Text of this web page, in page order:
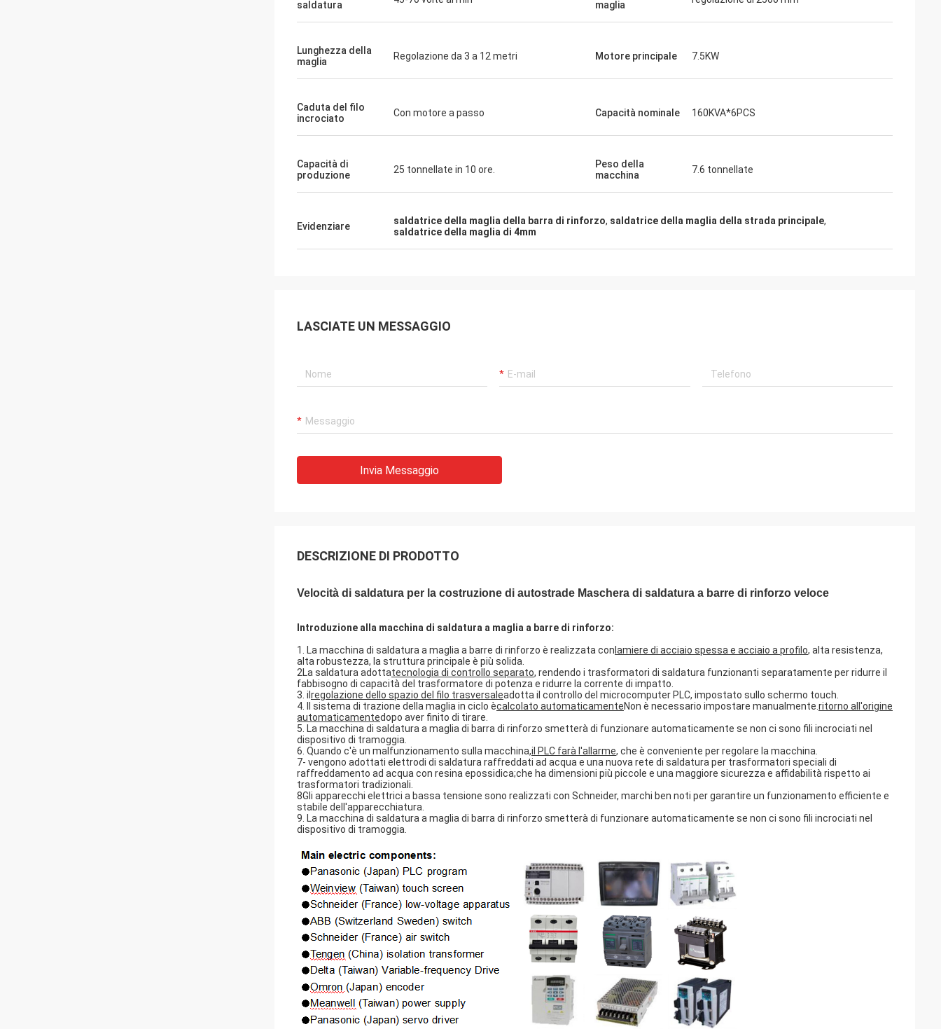
saldatura
maglia
Lunghezza della
maglia
Regolazione da 3 a 12 metri Motore principale 7.5KW
Caduta del filo
incrociato
Con motore a passo Capacità nominale 160KVA*6PCS
Capacità di
produzione
25 tonnellate in 10 ore.
Peso della
macchina
7.6 tonnellate
Evidenziare saldatrice della maglia della barra di rinforzo, saldatrice della maglia della strada principale,
saldatrice della maglia di 4mm
LASCIATE UN MESSAGGIO
Invia Messaggio
DESCRIZIONE DI PRODOTTO
Velocità di saldatura per la costruzione di autostrade Maschera di saldatura a barre di rinforzo veloce
Introduzione alla macchina di saldatura a maglia a barre di rinforzo:
1. La macchina di saldatura a maglia a barre di rinforzo è realizzata con lamiere di acciaio spessa e acciaio a profilo, alta resistenza,
alta robustezza, la struttura principale è più solida.
2La saldatura adottatecnologia di controllo separato, rendendo i trasformatori di saldatura funzionanti separatamente per ridurre il
fabbisogno di capacità del trasformatore di potenza e ridurre la corrente di impatto.
3. il regolazione dello spazio del filo trasversaleadotta il controllo del microcomputer PLC, impostato sullo schermo touch.
4. Il sistema di trazione della maglia in ciclo ècalcolato automaticamenteNon è necessario impostare manualmente. ritorno all'origine
automaticamentedopo aver finito di tirare.
5. La macchina di saldatura a maglia di barra di rinforzo smetterà di funzionare automaticamente se non ci sono fili incrociati nel
dispositivo di tramoggia.
6. Quando c'è un malfunzionamento sulla macchina,il PLC farà l'allarme, che è conveniente per regolare la macchina.
7- vengono adottati elettrodi di saldatura raffreddati ad acqua e una nuova rete di saldatura per trasformatori speciali di
raffreddamento ad acqua con resina epossidica;che ha dimensioni più piccole e una maggiore sicurezza e affidabilità rispetto ai
trasformatori tradizionali.
8Gli apparecchi elettrici a bassa tensione sono realizzati con Schneider, marchi ben noti per garantire un funzionamento efficiente e
stabile dell'apparecchiatura.
9. La macchina di saldatura a maglia di barra di rinforzo smetterà di funzionare automaticamente se non ci sono fili incrociati nel
dispositivo di tramoggia.